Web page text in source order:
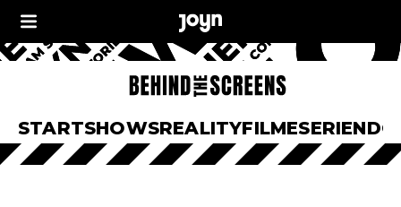
STARTSHOWSREALITYFILMESERIEN